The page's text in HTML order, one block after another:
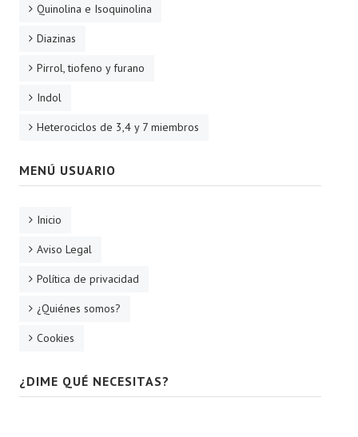
Quinolina e Isoquinolina
Diazinas
Pirrol, tiofeno y furano
Indol
Heterociclos de 3,4 y 7 miembros
MENÚ USUARIO
Inicio
Aviso Legal
Política de privacidad
¿Quiénes somos?
Cookies
¿DIME QUÉ NECESITAS?